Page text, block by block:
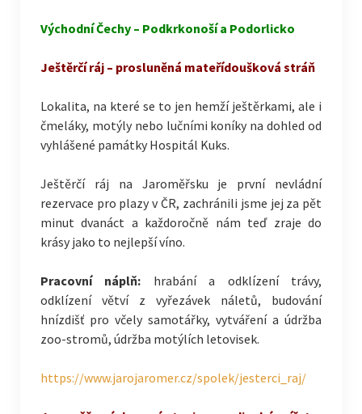
Východní Čechy – Podkrkonoší a Podorlicko
Ještěrčí ráj – prosluněná mateřídoušková stráň
Lokalita, na které se to jen hemží ještěrkami, ale i
čmeláky, motýly nebo lučními koníky na dohled od
vyhlášené památky Hospitál Kuks.
Ještěrčí ráj na Jaroměřsku je první nevládní
rezervace pro plazy v ČR, zachránili jsme jej za pět
minut dvanáct a každoročně nám teď zraje do
krásy jako to nejlepší víno.
Pracovní náplň: hrabání a odklízení trávy,
odklízení větví z vyřezávek náletů, budování
hnízdišť pro včely samotářky, vytváření a údržba
zoo-stromů, údržba motýlích letovisek.
https://www.jarojaromer.cz/spolek/jesterci_raj/